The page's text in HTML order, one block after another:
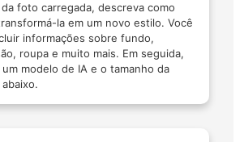
foto carregada, descreva como
la em um novo estilo. Você
informações sobre fundo,
roupa e muito mais. Em seguida,
modelo de IA e o tamanho da